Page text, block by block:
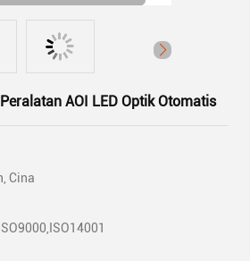
AOI LED Optik Otomatis
Cina